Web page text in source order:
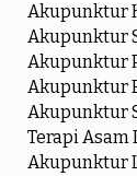
Akupunktur
Akupunktur
Akupunktur
Akupunktur
Akupunktur
Terapi Asam
Akupunktur